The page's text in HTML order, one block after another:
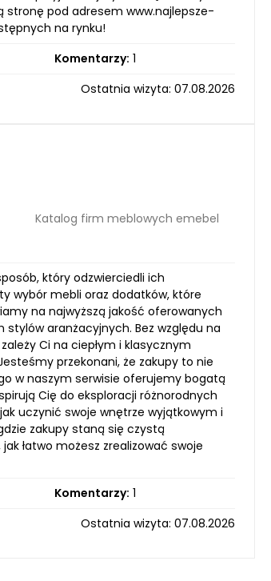
stronę pod adresem www.najlepsze-
na rynku!
Komentarzy: 1
Ostatnia wizyta: 07.08.2026
Katalog firm meblowych emebel
który odzwierciedli ich
wybór mebli oraz dodatków, które
na najwyższą jakość oferowanych
aranżacyjnych. Bez względu na
Ci na ciepłym i klasycznym
przekonani, że zakupy to nie
w naszym serwisie oferujemy bogatą
Cię do eksploracji różnorodnych
uczynić swoje wnętrze wyjątkowym i
zakupy staną się czystą
łatwo możesz zrealizować swoje
Komentarzy: 1
Ostatnia wizyta: 07.08.2026